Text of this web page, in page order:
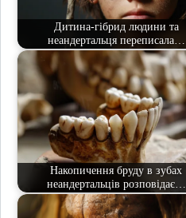
Дитина-гібрид людини та
неандертальця переписала…
Накопичення бруду в зубах
неандертальців розповідає…